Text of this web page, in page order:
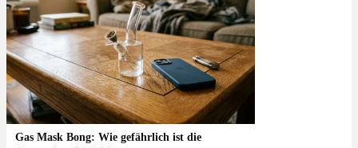
Gas Mask Bong: Wie gefährlich ist die